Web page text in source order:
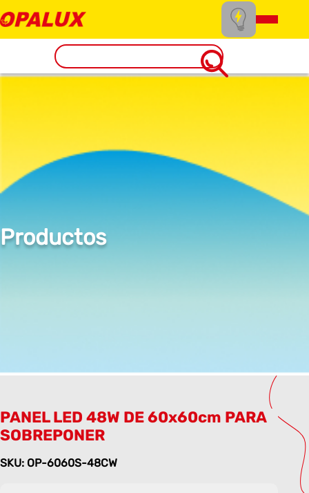
Productos
PANEL LED 48W DE 60x60cm PARA
SOBREPONER
SKU: OP-6060S-48CW